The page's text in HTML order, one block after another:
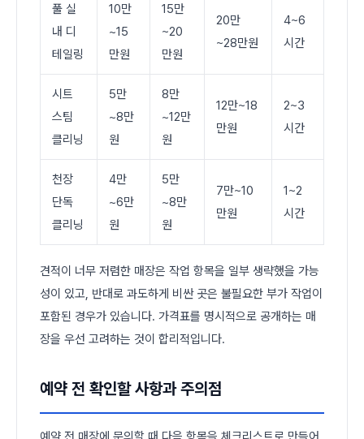
풀 실
내 디
테일링
10만
~15
만원
15만
~20
만원
20만
~28만원
4~6
시간
시트
스팀
클리닝
5만
~8만
원
8만
~12만
원
12만~18
만원
2~3
시간
천장
단독
클리닝
4만
~6만
원
5만
~8만
원
7만~10
만원
1~2
시간
견적이 너무 저렴한 매장은 작업 항목을 일부 생략했을 가능
성이 있고, 반대로 과도하게 비싼 곳은 불필요한 부가 작업이
포함된 경우가 있습니다. 가격표를 명시적으로 공개하는 매
장을 우선 고려하는 것이 합리적입니다.
예약 전 확인할 사항과 주의점